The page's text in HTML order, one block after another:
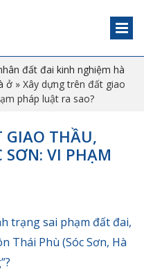
đất đai kinh nghiệm hà
ở » Xây dựng trên đất giao
pháp luật ra sao?
GIAO THẦU,
SƠN: VI PHẠM
trạng sai phạm đất đai,
Thái Phù (Sóc Sơn, Hà